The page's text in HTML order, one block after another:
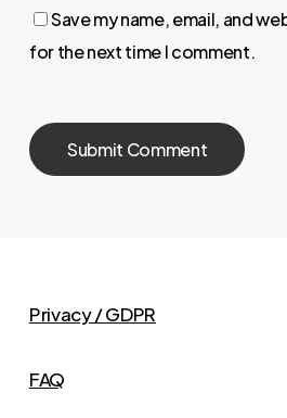
Save my name, email, and
for the next time I comment.
Privacy / GDPR
FAQ